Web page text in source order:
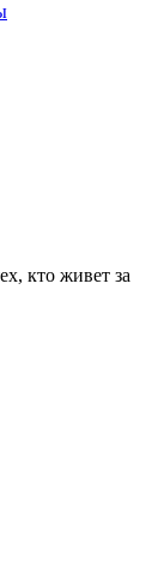
кто живет за